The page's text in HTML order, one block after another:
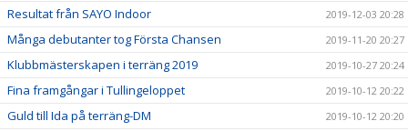
Resultat från SAYO Indoor 2019-12-03 20:28
Många debutanter tog Första Chansen 2019-11-20 20:27
Klubbmästerskapen i terräng 2019 2019-10-27 20:24
Fina framgångar i Tullingeloppet 2019-10-12 20:22
Guld till Ida på terräng-DM 2019-10-12 20:20